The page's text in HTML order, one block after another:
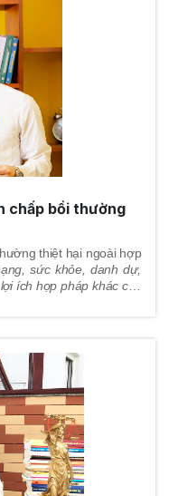
chấp bồi thường
thiệt hại ngoài hợp
sức khỏe, danh dự,
ích hợp pháp khác của